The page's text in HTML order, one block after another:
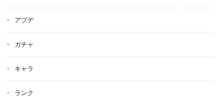
アプデ
ガチャ
キャラ
ランク